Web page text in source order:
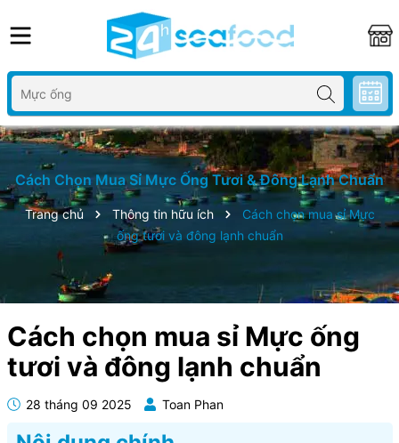
Cách Chọn Mua Sỉ Mực Ống Tươi & Đông Lạnh Chuẩn
Trang chủ Thông tin hữu ích
Cách chọn mua sỉ Mực
ống tươi và đông lạnh chuẩn
Cách chọn mua sỉ Mực ống
tươi và đông lạnh chuẩn
28 tháng 09 2025 Toan Phan